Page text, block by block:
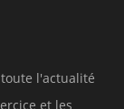
l'actualité
et les